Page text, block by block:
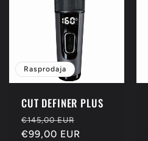
Rasprodaja
CUT DEFINER PLUS
Redovna
cijena
€145,00 EUR
€99,00 EUR